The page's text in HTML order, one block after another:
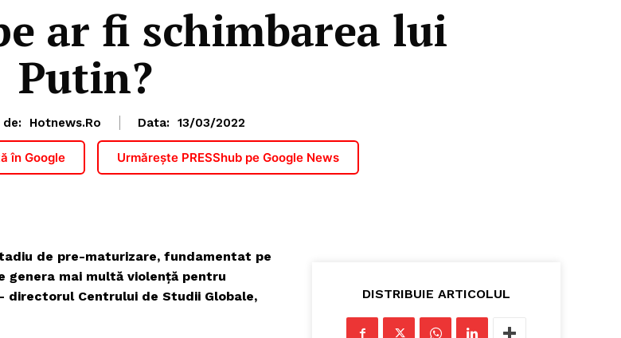
ar fi schimbarea lui
Putin?
Hotnews.ro Data: 13/03/2022
în Google Urmărește PRESShub pe Google News
de pre-maturizare, fundamentat pe
genera mai multă violență pentru
directorul Centrului de Studii Globale,
DISTRIBUIE ARTICOLUL